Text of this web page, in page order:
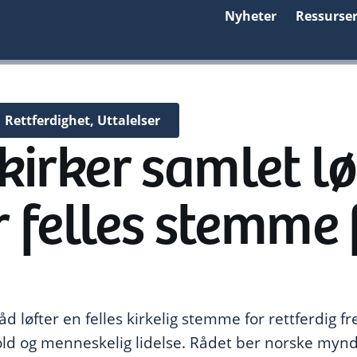
Nyheter Ressurser
Rettferdighet, Uttalelser
samlet
felles stemme
løfter en felles kirkelig stemme for rettferdig
og menneskelig lidelse. Rådet ber norske